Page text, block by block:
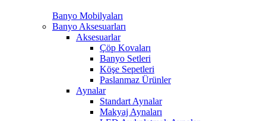
Banyo Mobilyaları
Banyo Aksesuarları
Aksesuarlar
Çöp Kovaları
Banyo Setleri
Köşe Sepetleri
Paslanmaz Ürünler
Aynalar
Standart Aynalar
Makyaj Aynaları